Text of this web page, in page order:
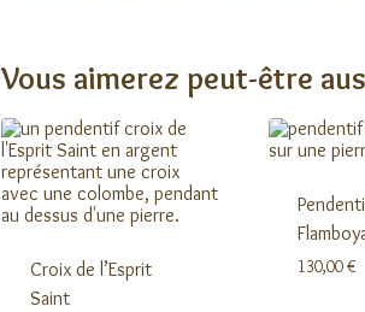
Vous aimerez peut-être
Croix de l’Esprit
Saint
130,00€